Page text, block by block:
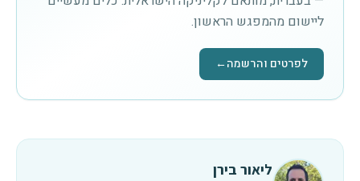
ליישום מהמפגש הראשון.
לפרטים והרשמה←
ליאור בירן